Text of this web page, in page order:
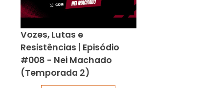
Vozes, Lutas e
Resistências | Episódio
#008 - Nei Machado
(Temporada 2)